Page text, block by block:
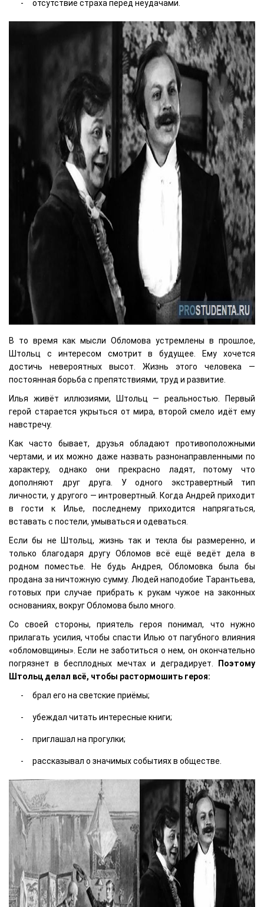
отсутствие страха перед неудачами.
В то время как мысли Обломова устремлены в прошлое,
Штольц с интересом смотрит в будущее. Ему хочется
достичь невероятных высот. Жизнь этого человека —
постоянная борьба с препятствиями, труд и развитие.
Илья живёт иллюзиями, Штольц — реальностью. Первый
герой старается укрыться от мира, второй смело идёт ему
навстречу.
Как часто бывает, друзья обладают противоположными
чертами, и их можно даже назвать разнонаправленными по
характеру, однако они прекрасно ладят, потому что
дополняют друг друга. У одного экстравертный тип
личности, у другого — интровертный. Когда Андрей приходит
в гости к Илье, последнему приходится напрягаться,
вставать с постели, умываться и одеваться.
Если бы не Штольц, жизнь так и текла бы размеренно, и
только благодаря другу Обломов всё ещё ведёт дела в
родном поместье. Не будь Андрея, Обломовка была бы
продана за ничтожную сумму. Людей наподобие Тарантьева,
готовых при случае прибрать к рукам чужое на законных
основаниях, вокруг Обломова было много.
Со своей стороны, приятель героя понимал, что нужно
прилагать усилия, чтобы спасти Илью от пагубного влияния
«обломовщины». Если не заботиться о нем, он окончательно
погрязнет в бесплодных мечтах и деградирует. Поэтому
Штольц делал всё, чтобы растормошить героя:
брал его на светские приёмы;
убеждал читать интересные книги;
приглашал на прогулки;
рассказывал о значимых событиях в обществе.